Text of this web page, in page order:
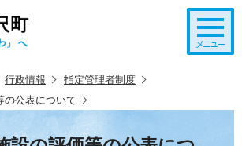
行政情報
指定管理者制度
の公表について